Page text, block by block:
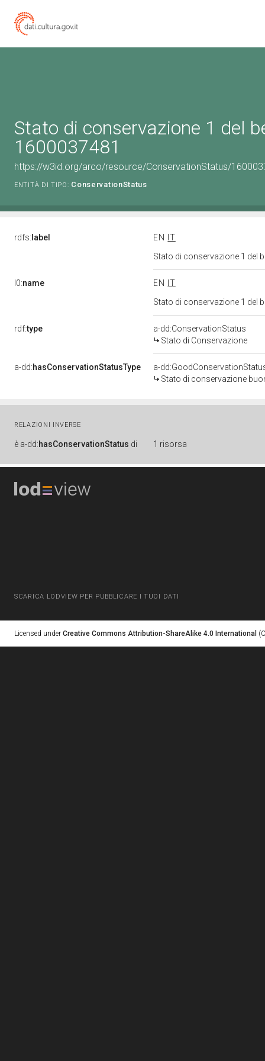
Stato di conservazione 1 del
1600037481
https://w3id.org/arco/resource/ConservationStatus/
ENTITÀ DI TIPO: ConservationStatus
rdfs: label EN
IT
Stato di conservazione 1 del
l0:name EN
IT
Stato di conservazione 1 del
rdf:type
a-dd:ConservationStatus
Stato di Conservazione
a-dd:hasConservationStatusType
a-
Stato di conservazione
RELAZIONI INVERSE
è a-dd:hasConservationStatus di 1 risorsa
SCARICA LODVIEW PER PUBBLICARE I TUOI DATI
Licensed under Creative Commons Attribution-ShareAlike 4.0 International